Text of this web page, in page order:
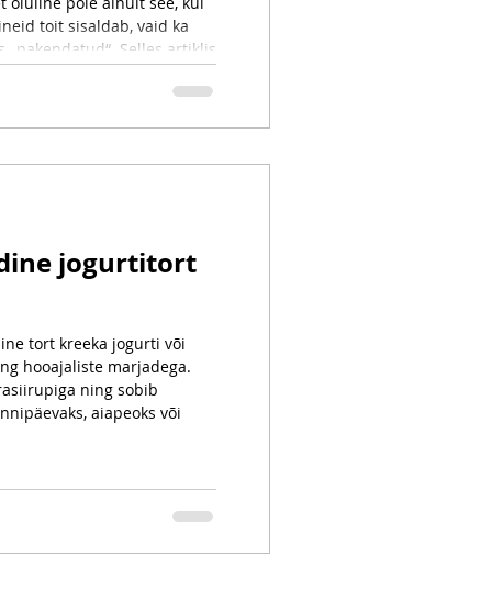
toit sisaldab, vaid ka
„pakendatud“. Selles artiklis
miks toidu struktuur
täiskõhutunnet ja
jogurtitort
tort kreeka jogurti või
hooajaliste marjadega.
ning sobib
aiapeoks või